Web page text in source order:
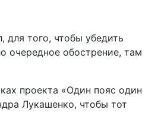
того, чтобы убедить
очередное обострение, там
проекта «Один пояс один
Лукашенко, чтобы тот